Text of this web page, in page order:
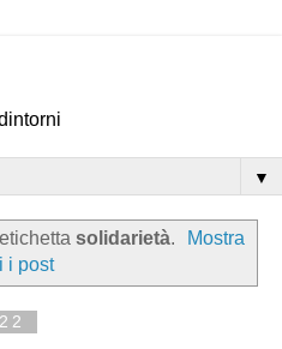
▼
solidarietà.
Mostra
i post